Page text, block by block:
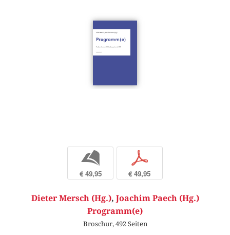
b
€ 49,95
p
€ 49,95
Dieter Mersch (Hg.), Joachim Paech (Hg.)
Programm(e)
Broschur, 492 Seiten